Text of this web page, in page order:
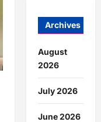
Archives
August
2026
July 2026
June 2026